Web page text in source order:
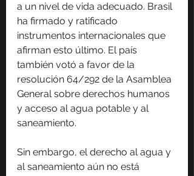
a un nivel de vida adecuado. Brasil
ha firmado y ratificado
instrumentos internacionales que
afirman esto último. El país
también votó a favor de la
resolución 64/292 de la Asamblea
General sobre derechos humanos
y acceso al agua potable y al
saneamiento.
Sin embargo, el derecho al agua y
al saneamiento aún no está